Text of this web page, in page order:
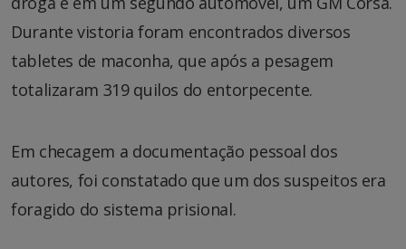
Durante vistoria foram encontrados diversos
tabletes de maconha, que após a pesagem
totalizaram 319 quilos do entorpecente.
Em checagem a documentação pessoal dos
autores, foi constatado que um dos suspeitos era
foragido do sistema prisional.